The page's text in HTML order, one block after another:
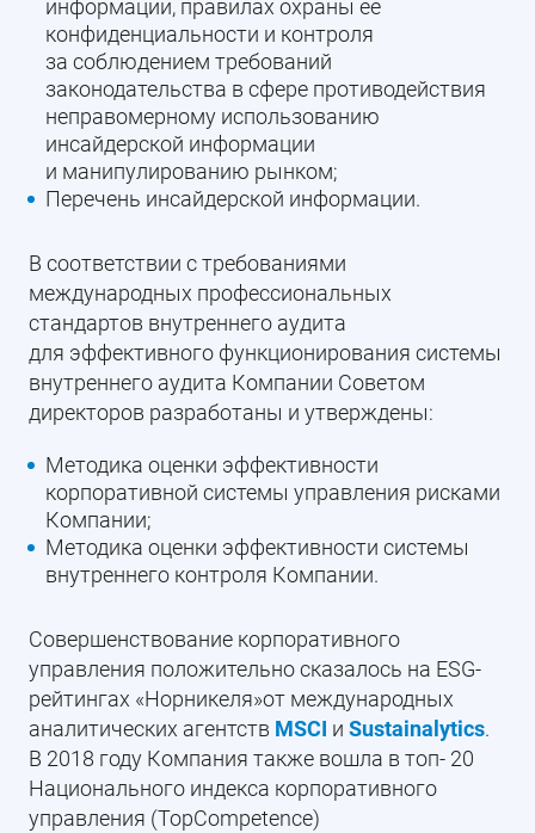
информации, правилах охраны ее
конфиденциальности и контроля
за соблюдением требований
законодательства в сфере противодействия
неправомерному использованию
инсайдерской информации
и манипулированию рынком;
Перечень инсайдерской информации.
В соответствии с требованиями
международных профессиональных
стандартов внутреннего аудита
для эффективного функционирования системы
внутреннего аудита Компании Советом
директоров разработаны и утверждены:
Методика оценки эффективности
корпоративной системы управления рисками
Компании;
Методика оценки эффективности системы
внутреннего контроля Компании.
Совершенствование корпоративного
управления положительно сказалось на ESG-
рейтингах «Норникеля»от международных
аналитических агентств MSCI и Sustainalytics.
В 2018 году Компания также вошла в топ- 20
Национального индекса корпоративного
управления (TopCompetence)